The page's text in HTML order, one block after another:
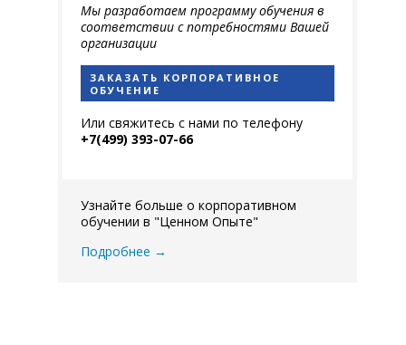
Мы разработаем программу обучения в
соответствии с потребностями Вашей
организации
ЗАКАЗАТЬ КОРПОРАТИВНОЕ
ОБУЧЕНИЕ
Или свяжитесь с нами по телефону
+7(499) 393-07-66
Узнайте больше о корпоративном
обучении в "Ценном Опыте"
Подробнее →